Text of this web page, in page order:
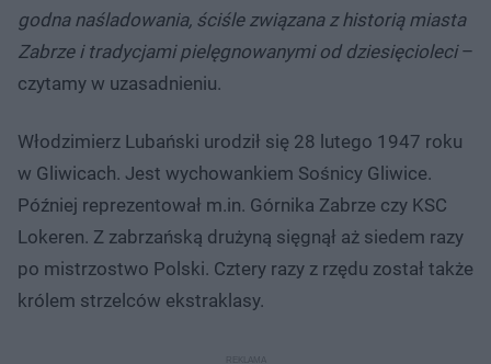
godna naśladowania, ściśle związana z historią miasta
Zabrze i tradycjami pielęgnowanymi od dziesięcioleci–
czytamy w uzasadnieniu.
Włodzimierz Lubański urodził się 28 lutego 1947 roku
w Gliwicach. Jest wychowankiem Sośnicy Gliwice.
Później reprezentował m.in. Górnika Zabrze czy KSC
Lokeren. Z zabrzańską drużyną sięgnął aż siedem razy
po mistrzostwo Polski. Cztery razy z rzędu został także
królem strzelców ekstraklasy.